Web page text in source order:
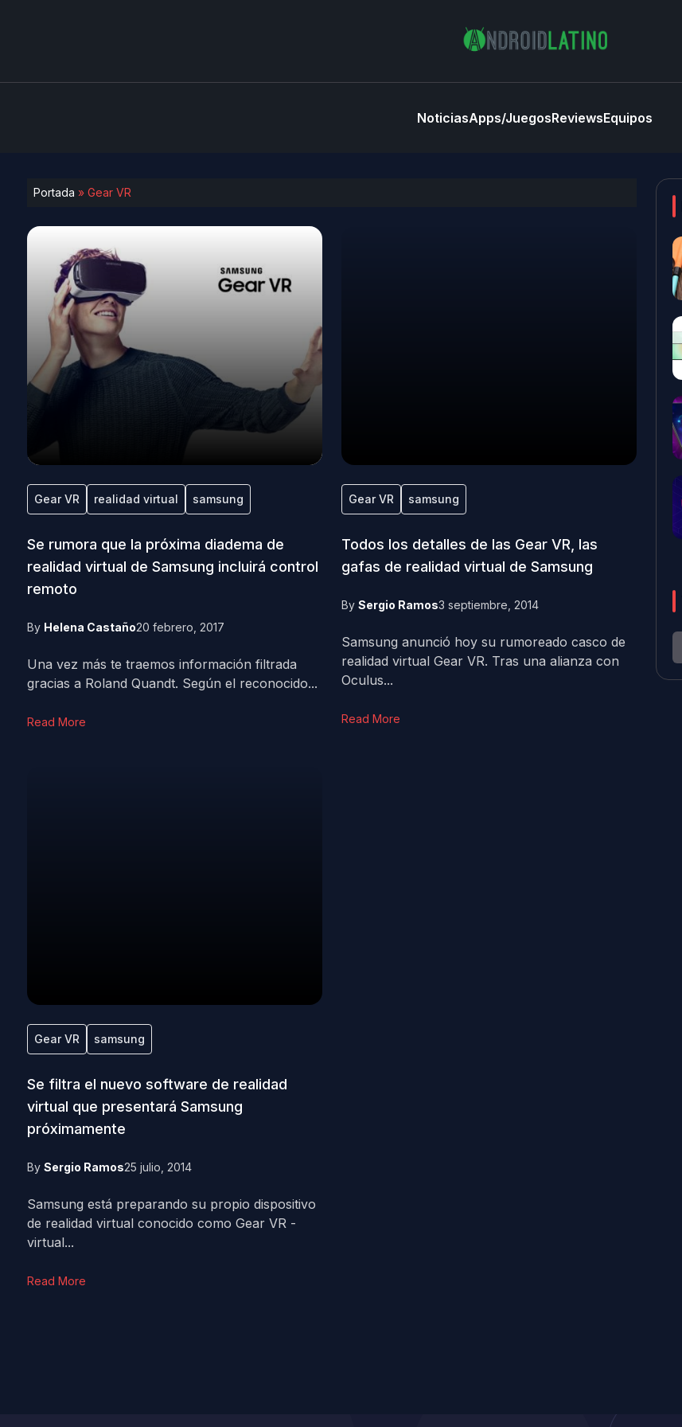
NoticiasApps/JuegosReviewsEquipos
Portada » Gear VR
Gear VR realidad virtual samsung
Se rumora que la próxima diadema de
realidad virtual de Samsung incluirá control
remoto
By Helena Castaño20 febrero, 2017
Una vez más te traemos información filtrada
gracias a Roland Quandt. Según el reconocido...
Read More
Gear VR samsung
Todos los detalles de las Gear VR, las
gafas de realidad virtual de Samsung
By Sergio Ramos3 septiembre, 2014
Samsung anunció hoy su rumoreado casco de
realidad virtual Gear VR. Tras una alianza con
Oculus...
Read More
Gear VR samsung
Se filtra el nuevo software de realidad
virtual que presentará Samsung
próximamente
By Sergio Ramos25 julio, 2014
Samsung está preparando su propio dispositivo
de realidad virtual conocido como Gear VR -
virtual...
Read More